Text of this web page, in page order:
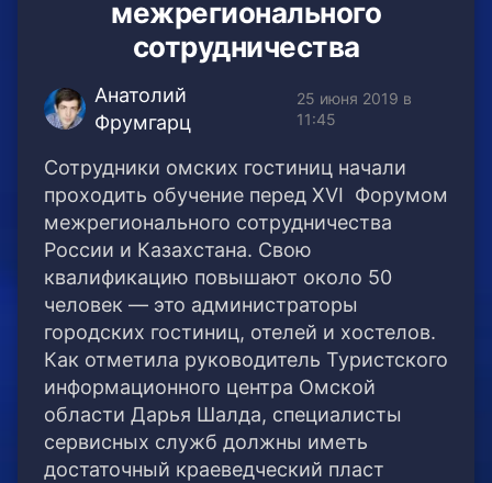
межрегионального
сотрудничества
Анатолий
Фрумгарц
25 июня 2019 в
11:45
Сотрудники омских гостиниц начали
проходить обучение перед XVI Форумом
межрегионального сотрудничества
России и Казахстана. Свою
квалификацию повышают около 50
человек — это администраторы
городских гостиниц, отелей и хостелов.
Как отметила руководитель Туристского
информационного центра Омской
области Дарья Шалда, специалисты
сервисных служб должны иметь
достаточный краеведческий пласт